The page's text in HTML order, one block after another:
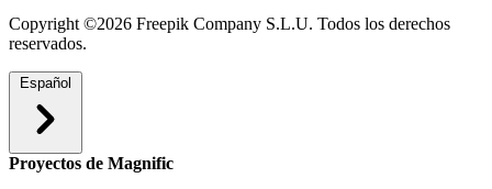
Copyright ©2026 Freepik Company S.L.U. Todos los derechos
reservados.
Español
Proyectos de Magnific